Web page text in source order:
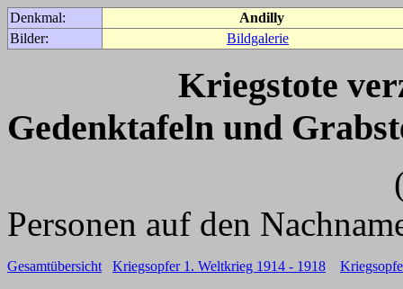
Denkmal:
Andilly
Bilder:
Bildgalerie
Kriegstote
Gedenktafeln und
(Für weitere
Personen auf den
Gesamtübersicht Kriegsopfer 1. Weltkrieg 1914 - 1918